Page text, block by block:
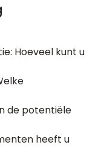
Hoeveel kunt u
de potentiële
heeft u